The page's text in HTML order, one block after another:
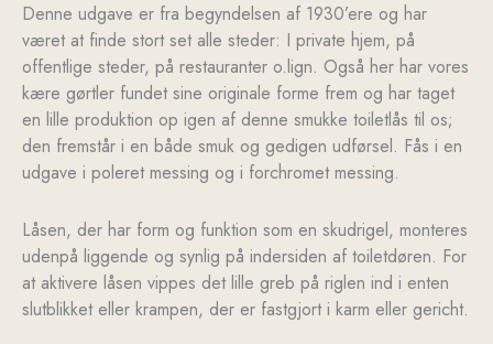
Denne udgave er fra begyndelsen af 1930’ere og har
været at finde stort set alle steder: I private hjem, på
offentlige steder, på restauranter o.lign. Også her har vores
kære gørtler fundet sine originale forme frem og har taget
en lille produktion op igen af denne smukke toiletlås til os;
den fremstår i en både smuk og gedigen udførsel. Fås i en
udgave i poleret messing og i forchromet messing.
Låsen, der har form og funktion som en skudrigel, monteres
udenpå liggende og synlig på indersiden af toiletdøren. For
at aktivere låsen vippes det lille greb på riglen ind i enten
slutblikket eller krampen, der er fastgjort i karm eller gericht.